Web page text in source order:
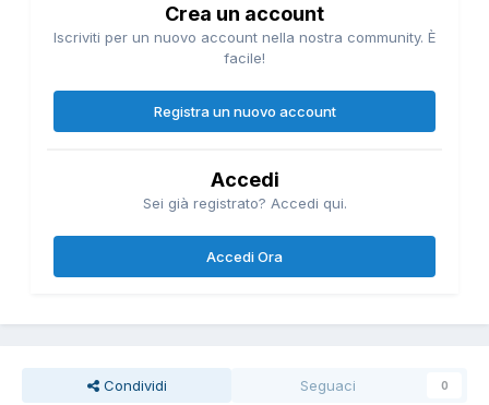
Crea un account
Iscriviti per un nuovo account nella nostra community. È
facile!
Registra un nuovo account
Accedi
Sei già registrato? Accedi qui.
Accedi Ora
Condividi Seguaci 0